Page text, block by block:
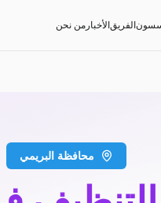
الفريقالأخبار من نحن
محافظة البريمي